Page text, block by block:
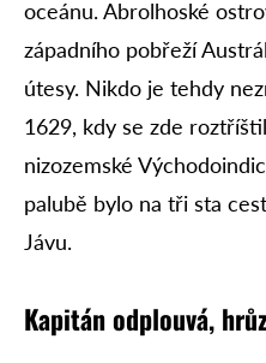
oceánu. Abrolhoské
západního pobřeží
útesy. Nikdo je tehdy
1629, kdy se zde
nizozemské
palubě bylo na tři sta
Jávu.
Kapitán odplouvá,